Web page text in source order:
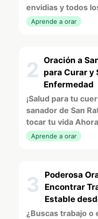
envidias y todos
Aprende a orar
2 Oración a
para Curar y
Enfermedad
¡Salud para tu
sanador de San
tocar tu vida Ahora
Aprende a orar
3
Poderosa
Encontrar
Estable
¿Buscas trabajo o